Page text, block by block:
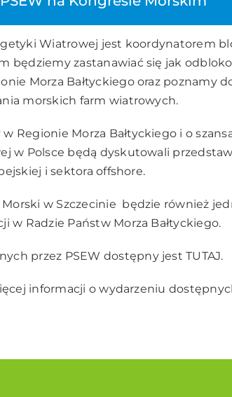
Wiatrowej jest koordynatorem
będziemy zastanawiać się jak
Morza Bałtyckiego oraz poznamy
morskich farm wiatrowych.
Regionie Morza Bałtyckiego i o
w Polsce będą dyskutowali
i sektora offshore.
w Szczecinie będzie również
w Radzie Państw Morza Bałtyckiego.
przez PSEW dostępny jestTUTAJ.
informacji o wydarzeniu